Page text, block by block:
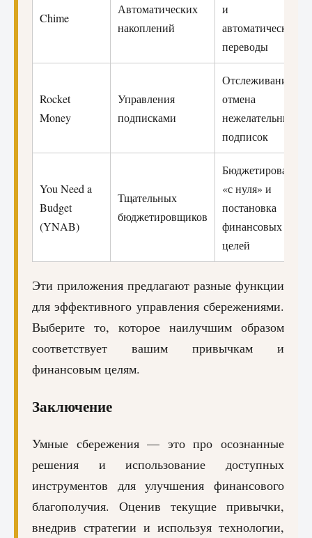
Chime
Автоматических
накоплений
и
автоматические
переводы
Rocket
Money
Управления
подписками
Отслеживание и
отмена
нежелательных
подписок
You Need a
Budget
(YNAB)
Тщательных
бюджетировщиков
Бюджетирование
«с нуля» и
постановка
финансовых
целей
Эти приложения предлагают разные функции
для эффективного управления сбережениями.
Выберите то, которое наилучшим образом
соответствует вашим привычкам и
финансовым целям.
Заключение
Умные сбережения — это про осознанные
решения и использование доступных
инструментов для улучшения финансового
благополучия. Оценив текущие привычки,
внедрив стратегии и используя технологии,